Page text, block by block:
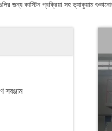
জন্য কাস্টিন প্রক্রিয়া সহ ভ্যাকুয়াম
সরঞ্জাম